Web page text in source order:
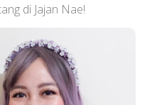
di Jajan Nae!